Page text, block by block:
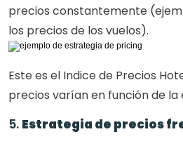
precios constantemente
los precios de los vuelos).
Este es el Indice de Precios
precios varían en función de la
5. Estrategia de precios